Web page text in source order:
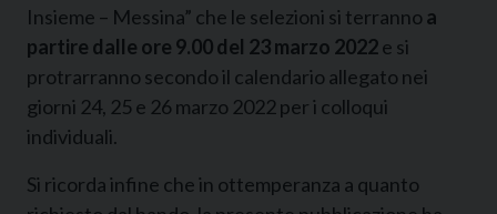
Insieme – Messina” che le selezioni si terranno a
partire dalle ore 9.00 del 23 marzo 2022e si
protrarranno secondo il calendario allegato nei
giorni 24, 25 e 26 marzo 2022 per i colloqui
individuali.
Si ricorda infine che in ottemperanza a quanto